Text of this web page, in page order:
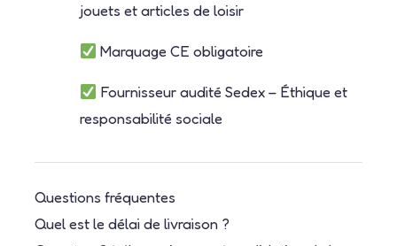
jouets et articles de loisir
Marquage CE obligatoire
Fournisseur audité Sedex – Éthique et
responsabilité sociale
Questions fréquentes
Quel est le délai de livraison ?